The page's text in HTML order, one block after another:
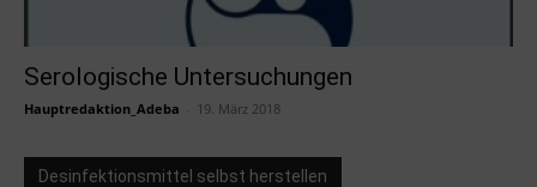
Serologische Untersuchungen
Hauptredaktion_Adeba 19. März 2018
Desinfektionsmittel selbst herstellen